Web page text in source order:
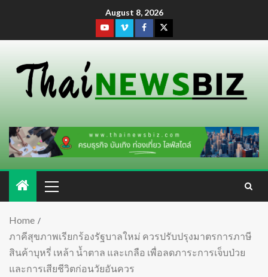
August 8, 2026
Home
ภาคีสุขภาพเรียกร้องรัฐบาลใหม่ ควรปรับปรุงมาตรการภาษี
สินค้าบุหรี่ เหล้า น้ำตาล และเกลือ เพื่อลดภาระการเจ็บป่วย
และการเสียชีวิตก่อนวัยอันควร